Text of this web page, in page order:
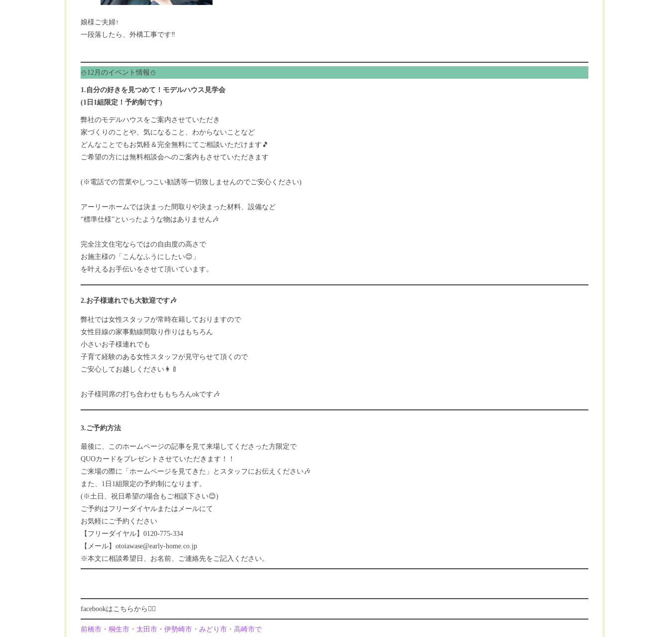
娘様ご夫婦↑
一段落したら、外構工事です‼️
⛄️12月のイベント情報⛄️
1.自分の好きを見つめて！モデルハウス見学会
(1日1組限定！予約制です)
弊社のモデルハウスをご案内させていただき
家づくりのことや、気になること、わからないことなど
どんなことでもお気軽＆完全無料にてご相談いただけます🎵
ご希望の方には無料相談会へのご案内もさせていただきます
(※電話での営業やしつこい勧誘等一切致しませんのでご安心ください)
アーリーホームでは決まった間取りや決まった材料、設備など
“標準仕様”といったような物はありません🎶
完全注文住宅ならではの自由度の高さで
お施主様の「こんなふうにしたい😊」
を叶えるお手伝いをさせて頂いています。
2.お子様連れでも大歓迎です🎶
弊社では女性スタッフが常時在籍しておりますので
女性目線の家事動線間取り作りはもちろん
小さいお子様連れでも
子育て経験のある女性スタッフが見守らせて頂くので
ご安心してお越しください👩‍🍼
お子様同席の打ち合わせももちろんokです🎶
3.ご予約方法
最後に、このホームページの記事を見て来場してくださった方限定で
QUOカードをプレゼントさせていただきます！！
ご来場の際に「ホームページを見てきた」とスタッフにお伝えください🎶
また、1日1組限定の予約制になります。
(※土日、祝日希望の場合もご相談下さい😊)
ご予約はフリーダイヤルまたはメールにて
お気軽にご予約ください
【フリーダイヤル】0120-775-334
【メール】otoiawase@early-home.co.jp
※本文に相談希望日、お名前、ご連絡先をご記入ください。
facebookはこちらから💁‍♀️
前橋市・桐生市・太田市・伊勢崎市・みどり市・高崎市で